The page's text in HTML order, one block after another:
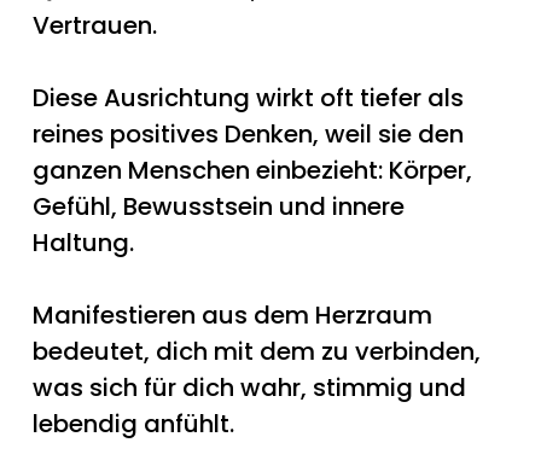
Vertrauen.
Diese Ausrichtung wirkt oft tiefer als
reines positives Denken, weil sie den
ganzen Menschen einbezieht: Körper,
Gefühl, Bewusstsein und innere
Haltung.
Manifestieren aus dem Herzraum
bedeutet, dich mit dem zu verbinden,
was sich für dich wahr, stimmig und
lebendig anfühlt.